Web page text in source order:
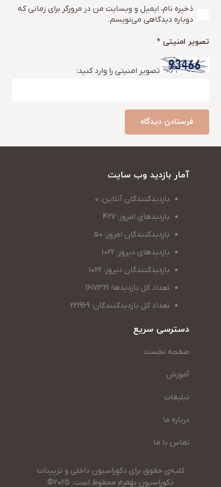
ذخیره نام، ایمیل و وبسایت من در مرورگر برای زمانی که
دوباره دیدگاهی می‌نویسم.
تصویر امنیتی *
تصویر امنیتی را وارد کنید:
فرستادن دیدگاه
آمار بازدید وب سایت
بازدیدکنندگان آنلاین: 0
بازدیدهای امروز: 427
بازدیدکنندگان امروز: 50
بازدیدهای دیروز: 1022
بازدیدکنندگان دیروز: 1022
تعداد کل بازدیدها: 1617321
تعداد کل بازدیدکنندگان: 221969
دسترسی سریع
صفحه نخست
آموزش
تبلیغات
درباره ما
تماس با ما
کلیه‌ی حقوق برای دکوراسیون داخلی و تزیینات
دکوراسیون بهفرم محفوظ است. 2025©